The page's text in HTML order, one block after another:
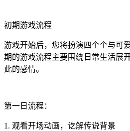
初期游戏流程
游戏开始后，您将扮演四个个与可
期的游戏流程主要围绕日常生活展
此的感情。
第一日流程：
1. 观看开场动画，讫解传说背景